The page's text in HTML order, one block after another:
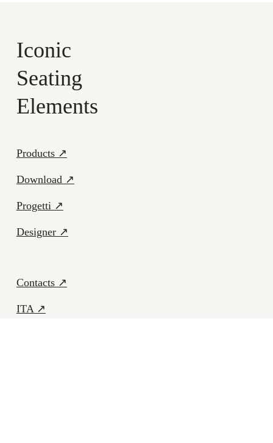
Iconic
Seating
Elements
Products ↗
Download ↗
Progetti ↗
Designer ↗
Contacts ↗
ITA ↗